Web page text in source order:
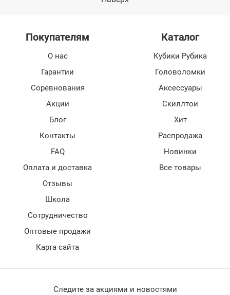
Покупателям
О нас
Гарантии
Соревнования
Акции
Блог
Контакты
FAQ
Оплата и доставка
Отзывы
Школа
Сотрудничество
Оптовые продажи
Карта сайта
Каталог
Кубики Рубика
Головоломки
Аксессуары
Скиллтои
Хит
Распродажа
Новинки
Все товары
Следите за акциями и новостями